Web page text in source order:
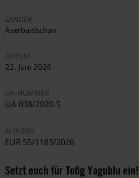
LÄNDER
Aserbaidschan
DATUM
23. Juni 2026
UA-NUMMER
UA-038/2020-5
AI INDEX
EUR 55/1183/2026
Setzt euch für Tofig Yagublu ein!